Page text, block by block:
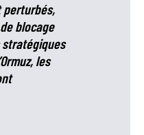
perturbés,
blocage
les